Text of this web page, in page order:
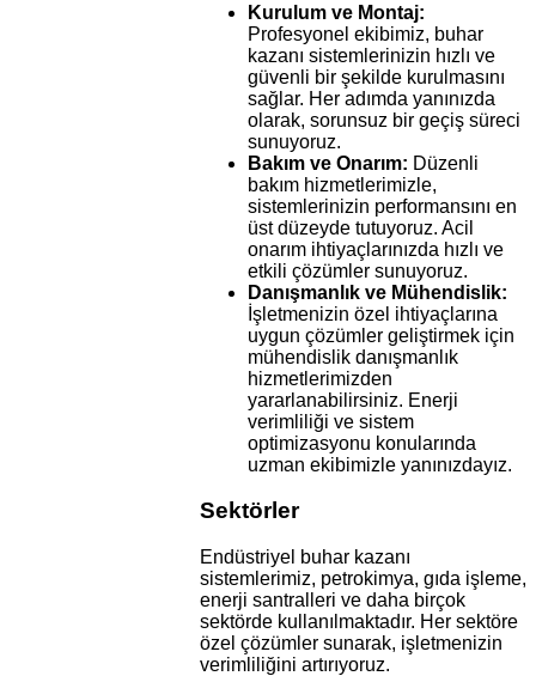
Kurulum ve Montaj:
Profesyonel ekibimiz, buhar
kazanı sistemlerinizin hızlı ve
güvenli bir şekilde kurulmasını
sağlar. Her adımda yanınızda
olarak, sorunsuz bir geçiş süreci
sunuyoruz.
Bakım ve Onarım: Düzenli
bakım hizmetlerimizle,
sistemlerinizin performansını en
üst düzeyde tutuyoruz. Acil
onarım ihtiyaçlarınızda hızlı ve
etkili çözümler sunuyoruz.
Danışmanlık ve Mühendislik:
İşletmenizin özel ihtiyaçlarına
uygun çözümler geliştirmek için
mühendislik danışmanlık
hizmetlerimizden
yararlanabilirsiniz. Enerji
verimliliği ve sistem
optimizasyonu konularında
uzman ekibimizle yanınızdayız.
Sektörler
Endüstriyel buhar kazanı
sistemlerimiz, petrokimya, gıda işleme,
enerji santralleri ve daha birçok
sektörde kullanılmaktadır. Her sektöre
özel çözümler sunarak, işletmenizin
verimliliğini artırıyoruz.